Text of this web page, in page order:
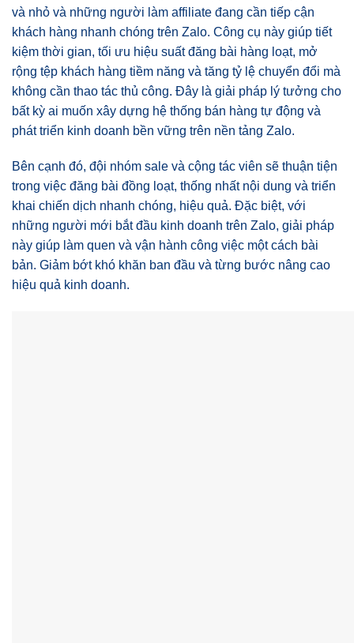
và nhỏ và những người làm affiliate đang cần tiếp cận
khách hàng nhanh chóng trên Zalo. Công cụ này giúp tiết
kiệm thời gian, tối ưu hiệu suất đăng bài hàng loạt, mở
rộng tệp khách hàng tiềm năng và tăng tỷ lệ chuyển đổi mà
không cần thao tác thủ công. Đây là giải pháp lý tưởng cho
bất kỳ ai muốn xây dựng hệ thống bán hàng tự động và
phát triển kinh doanh bền vững trên nền tảng Zalo.
Bên cạnh đó, đội nhóm sale và cộng tác viên sẽ thuận tiện
trong việc đăng bài đồng loạt, thống nhất nội dung và triển
khai chiến dịch nhanh chóng, hiệu quả. Đặc biệt, với
những người mới bắt đầu kinh doanh trên Zalo, giải pháp
này giúp làm quen và vận hành công việc một cách bài
bản. Giảm bớt khó khăn ban đầu và từng bước nâng cao
hiệu quả kinh doanh.